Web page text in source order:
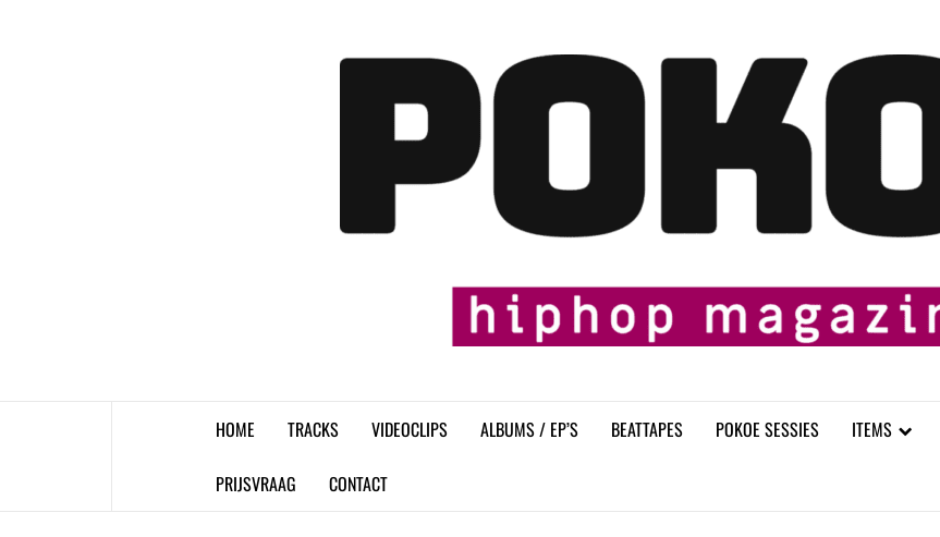
HOME TRACKS VIDEOCLIPS ALBUMS / EP’S BEATTAPES POKOE SESSIES ITEMS
PRIJSVRAAG CONTACT